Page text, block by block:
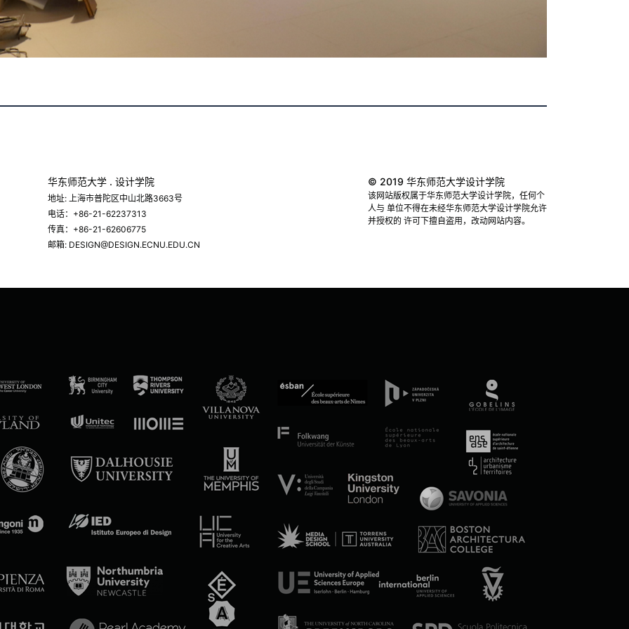
华东师范大学 . 设计学院
地址: 上海市普陀区中山北路3663号
电话：+86-21-62237313
传真：+86-21-62606775
邮箱: DESIGN@DESIGN.ECNU.EDU.CN
© 2019 华东师范大学设计学院
该网站版权属于华东师范大学设计学院，任何个
人与 单位不得在未经华东师范大学设计学院允许
并授权的 许可下擅自盗用，改动网站内容。